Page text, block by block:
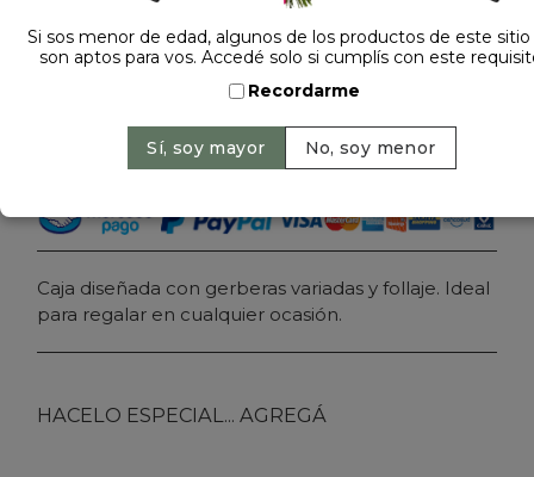
CAJA CON FLORES GERBERAS
Precio: $ 69.000- $ 79.000 Ahorrás 13%
Agregar al carrito
Caja diseñada con gerberas variadas y follaje. Ideal
para regalar en cualquier ocasión.
HACELO ESPECIAL... AGREGÁ
Si sos menor de edad, algunos de los productos de este
son aptos para vos. Accedé solo si cumplís con este
Recordarme